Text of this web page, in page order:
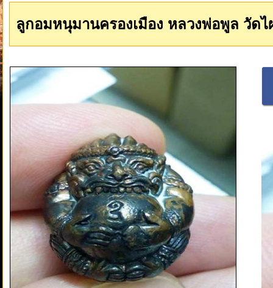
ลูกอมหนุมานครองเมือง หลวงพ่อพูล วัด